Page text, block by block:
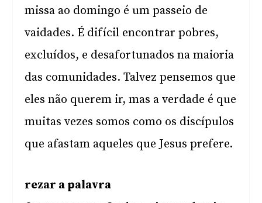
missa ao domingo é um passeio de
vaidades. É difícil encontrar pobres,
excluídos, e desafortunados na maioria
das comunidades. Talvez pensemos que
eles não querem ir, mas a verdade é que
muitas vezes somos como os discípulos
que afastam aqueles que Jesus prefere.
rezar a palavra